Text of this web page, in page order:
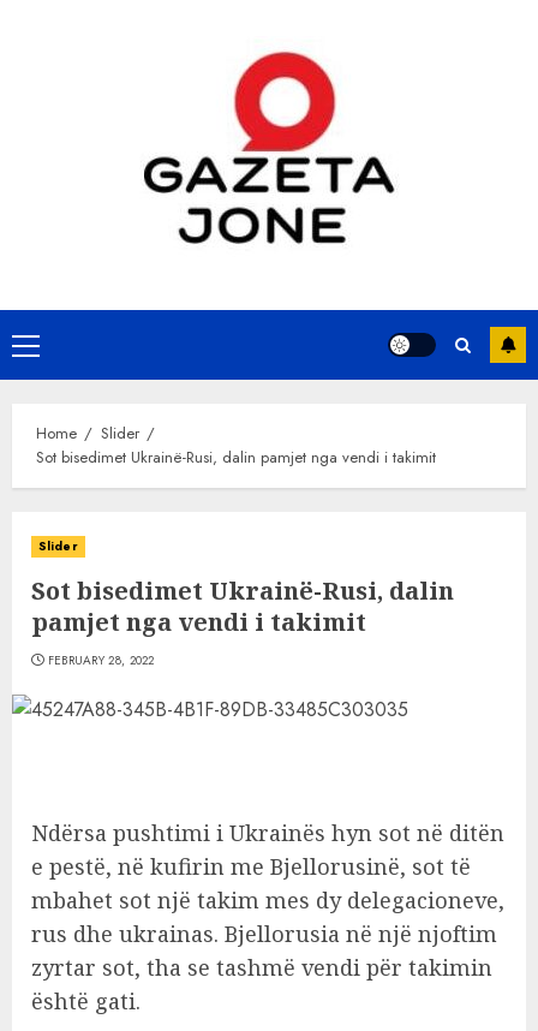
Primary
Menu
Home
Slider
Sot bisedimet Ukrainë-Rusi, dalin pamjet nga vendi i takimit
Slider
Sot bisedimet Ukrainë-Rusi, dalin
pamjet nga vendi i takimit
FEBRUARY 28, 2022
Ndërsa pushtimi i Ukrainës hyn sot në ditën
e pestë, në kufirin me Bjellorusinë, sot të
mbahet sot një takim mes dy delegacioneve,
rus dhe ukrainas. Bjellorusia në një njoftim
zyrtar sot, tha se tashmë vendi për takimin
është gati.